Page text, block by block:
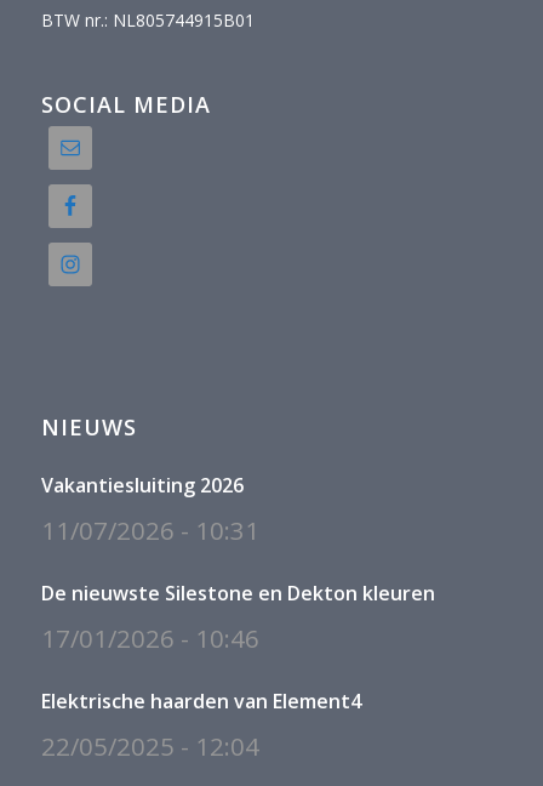
BTW nr.: NL805744915B01
SOCIAL MEDIA
NIEUWS
Vakantiesluiting 2026
11/07/2026 - 10:31
De nieuwste Silestone en Dekton kleuren
17/01/2026 - 10:46
Elektrische haarden van Element4
22/05/2025 - 12:04